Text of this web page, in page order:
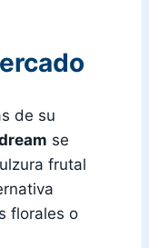
de su
se
frutal
florales o